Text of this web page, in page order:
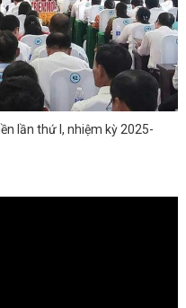
lần thứ I, nhiệm kỳ 2025-